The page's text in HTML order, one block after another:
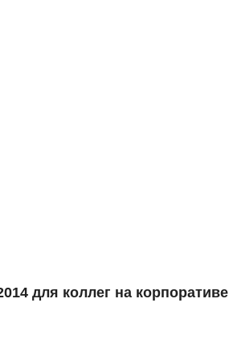
для коллег на корпоративе